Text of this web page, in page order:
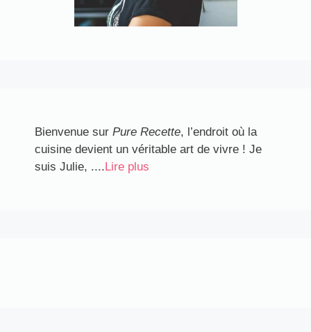
Bienvenue sur Pure Recette, l’endroit où la
cuisine devient un véritable art de vivre ! Je
suis Julie, .... Lire plus